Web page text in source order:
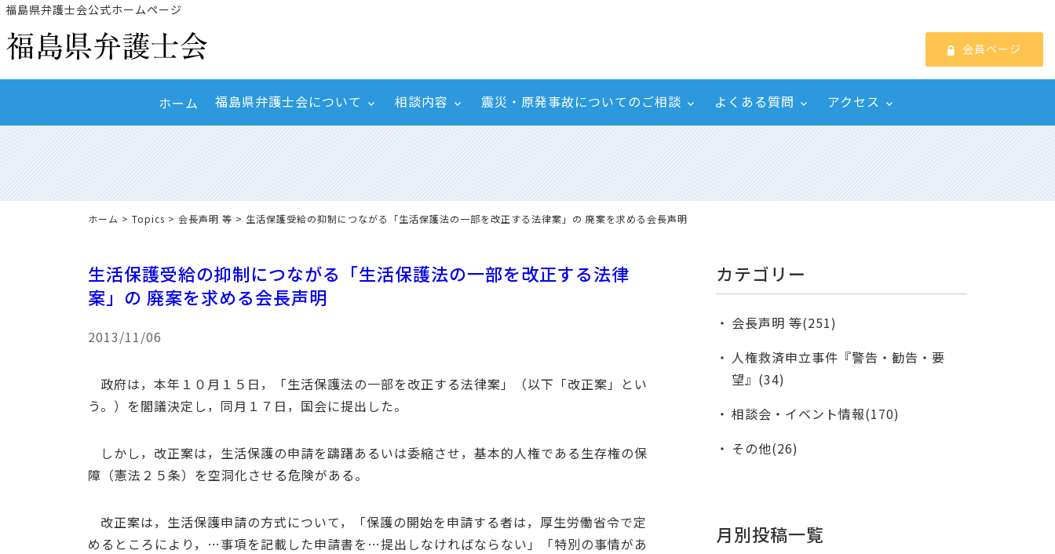
福島県弁護士会公式ホームページ
会員ページ
ホーム 福島県弁護士会について 相談内容 震災・原発事故についてのご相談 よくある質問 アクセス
ホーム > Topics > 会長声明 等 > 生活保護受給の抑制につながる「生活保護法の一部を改正する法律案」の 廃案を求める会長声明
生活保護受給の抑制につながる「生活保護法の一部を改正する法律
案」の 廃案を求める会長声明
2013/11/06
政府は，本年１０月１５日，「生活保護法の一部を改正する法律案」（以下「改正案」とい
う。）を閣議決定し，同月１７日，国会に提出した。
しかし，改正案は，生活保護の申請を躊躇あるいは委縮させ，基本的人権である生存権の保
障（憲法２５条）を空洞化させる危険がある。
改正案は，生活保護申請の方式について，「保護の開始を申請する者は，厚生労働省令で定
めるところにより，…事項を記載した申請書を…提出しなければならない」「特別の事情があ
カテゴリー
会長声明 等(251)
人権救済申立事件『警告・勧告・要
望』(34)
相談会・イベント情報(170)
その他(26)
月別投稿一覧